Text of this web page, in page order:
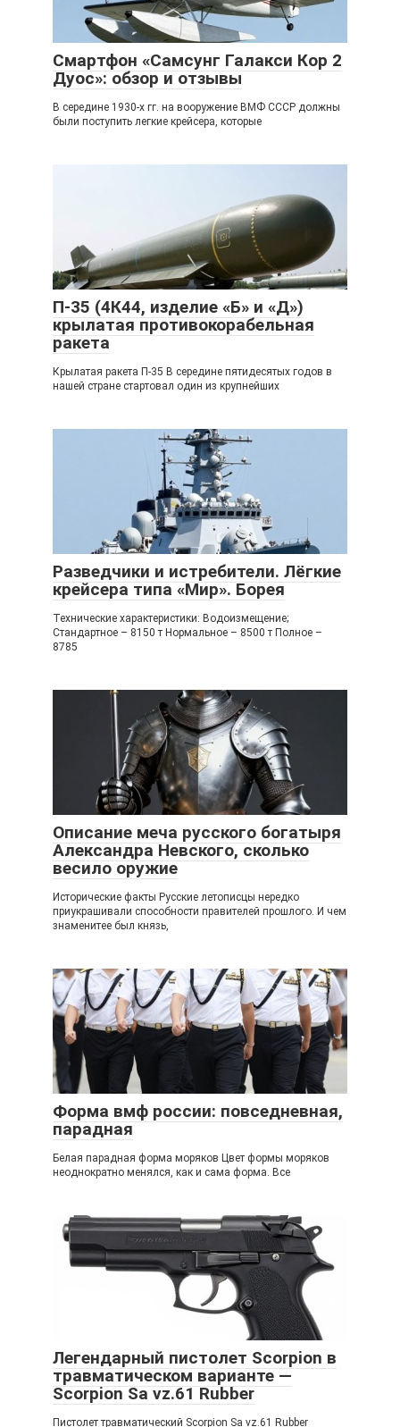
Смартфон «Самсунг Галакси Кор 2
Дуос»: обзор и отзывы
В середине 1930-х гг. на вооружение ВМФ СССР должны
были поступить легкие крейсера, которые
П-35 (4К44, изделие «Б» и «Д»)
крылатая противокорабельная
ракета
Крылатая ракета П-35 В середине пятидесятых годов в
нашей стране стартовал один из крупнейших
Разведчики и истребители. Лёгкие
крейсера типа «Мир». Борея
Технические характеристики: Водоизмещение;
Стандартное – 8150 т Нормальное – 8500 т Полное –
8785
Описание меча русского богатыря
Александра Невского, сколько
весило оружие
Исторические факты Русские летописцы нередко
приукрашивали способности правителей прошлого. И чем
знаменитее был князь,
Форма вмф россии: повседневная,
парадная
Белая парадная форма моряков Цвет формы моряков
неоднократно менялся, как и сама форма. Все
Легендарный пистолет Scorpion в
травматическом варианте —
Scorpion Sa vz.61 Rubber
Пистолет травматический Scorpion Sa vz.61 Rubber